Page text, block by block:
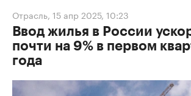
Отрасль, 15 апр 2025, 10:23
Ввод жилья в России
почти на 9% в первом
года